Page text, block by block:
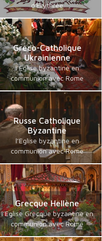
d'Erythrée
Gréco-Catholique
Ukrainienne
l’Eglise byzantine en
communion avec Rome
Russe Catholique
Byzantine
l’Eglise byzantine en
communion avec Rome
Grecque Hellène
l’Eglise Grecque byzantine en
communion avec Rome